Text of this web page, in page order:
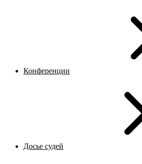
Конференции
Досье судей